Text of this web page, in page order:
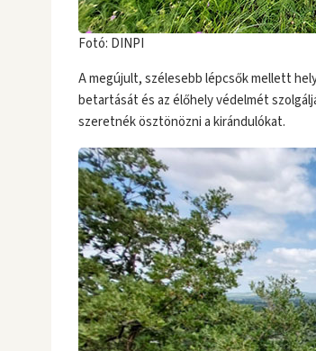
Fotó: DINPI
A megújult, szélesebb lépcsők mellett
betartását és az élőhely védelmét
szeretnék ösztönözni a kirándulókat.